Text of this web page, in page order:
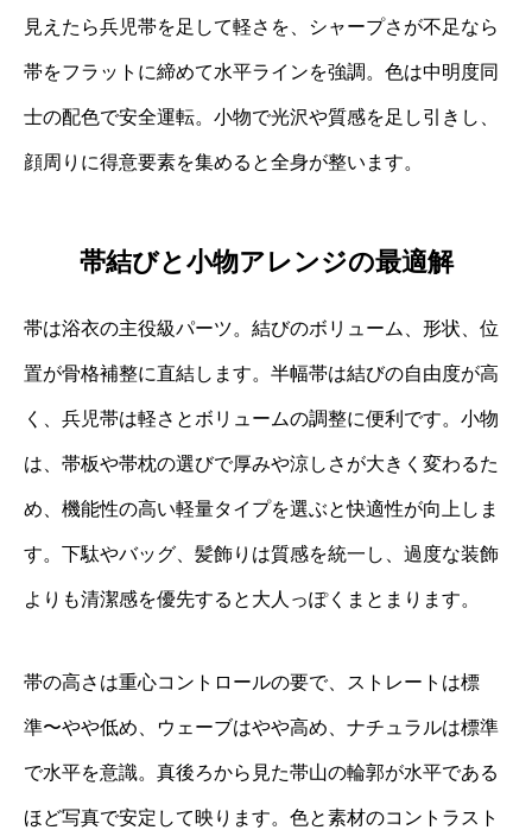
見えたら兵児帯を足して軽さを、シャープさが不足なら
帯をフラットに締めて水平ラインを強調。色は中明度同
士の配色で安全運転。小物で光沢や質感を足し引きし、
顔周りに得意要素を集めると全身が整います。
帯結びと小物アレンジの最適解
帯は浴衣の主役級パーツ。結びのボリューム、形状、位
置が骨格補整に直結します。半幅帯は結びの自由度が高
く、兵児帯は軽さとボリュームの調整に便利です。小物
は、帯板や帯枕の選びで厚みや涼しさが大きく変わるた
め、機能性の高い軽量タイプを選ぶと快適性が向上しま
す。下駄やバッグ、髪飾りは質感を統一し、過度な装飾
よりも清潔感を優先すると大人っぽくまとまります。
帯の高さは重心コントロールの要で、ストレートは標
準〜やや低め、ウェーブはやや高め、ナチュラルは標準
で水平を意識。真後ろから見た帯山の輪郭が水平である
ほど写真で安定して映ります。色と素材のコントラスト